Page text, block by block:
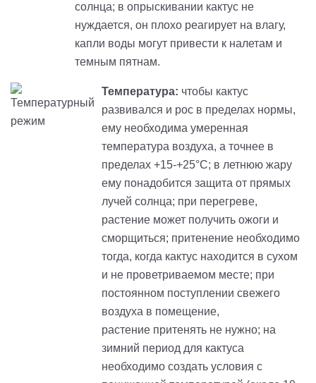
солнца; в опрыскивании кактус не
нуждается, он плохо реагирует на влагу,
капли воды могут привести к налетам и
темным пятнам.
Температура: чтобы кактус
развивался и рос в пределах нормы,
ему необходима умеренная
температура воздуха, а точнее в
пределах +15-+25°С; в летнюю жару
ему понадобится защита от прямых
лучей солнца; при перегреве,
растение может получить ожоги и
сморщиться; притенение необходимо
тогда, когда кактус находится в сухом
и не проветриваемом месте; при
постоянном поступлении свежего
воздуха в помещение,
растение притенять не нужно; на
зимний период для кактуса
необходимо создать условия с